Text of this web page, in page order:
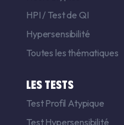
HPI / Test de QI
Hypersensibilité
Toutes les thématiques
LES TESTS
Test Profil Atypique
Test Hypersensibilité